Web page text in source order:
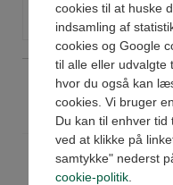
B203 1/8
På lager
Pris: 23,20 DKK ex
På lager
cookies til at huske
indsamling af
cookies og Google
til alle eller udvalgte
hvor du også kan
cookies. Vi bruger
Du kan til enhver
ved at klikke på
samtykke" nederst
cookie-politik